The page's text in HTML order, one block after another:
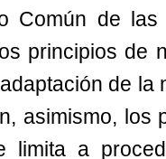
Común de
principios de
de la
asimismo, los
limita a